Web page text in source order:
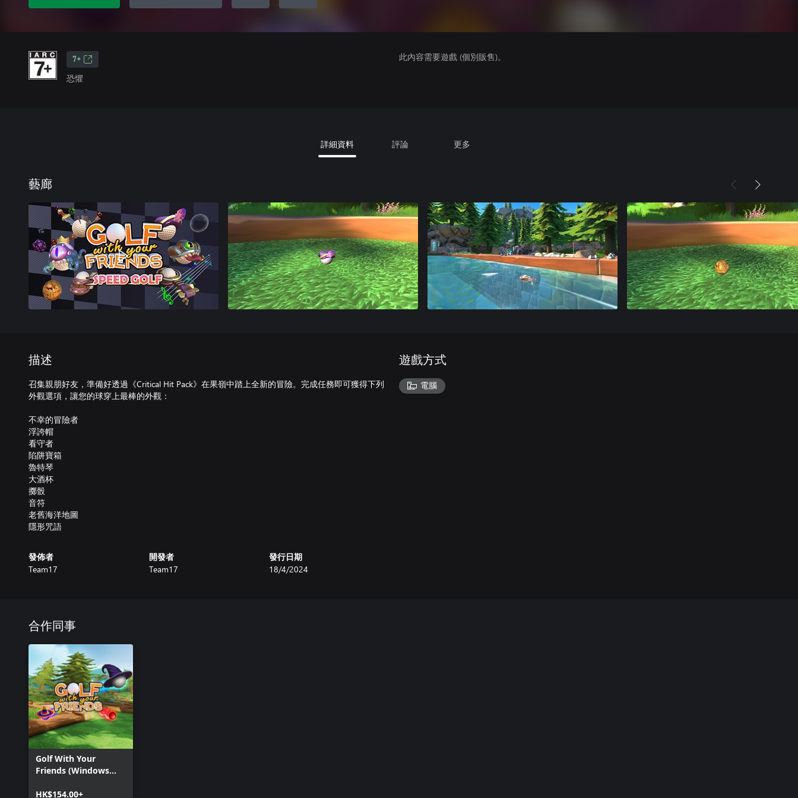
7+
恐懼
此內容需要遊戲 (個別販售)。
詳細資料 評論 更多
藝廊
描述
召集親朋好友，準備好透過《Critical Hit Pack》在果嶺中踏上全新的冒險。完成任務即可獲得下列
外觀選項，讓您的球穿上最棒的外觀：
不幸的冒險者
浮誇帽
看守者
陷阱寶箱
魯特琴
大酒杯
擲骰
音符
老舊海洋地圖
隱形咒語
發佈者
Team17
開發者
Team17
發行日期
18/4/2024
遊戲方式
電腦
合作同事
Golf With Your
Friends (Windows
HK$154.00+